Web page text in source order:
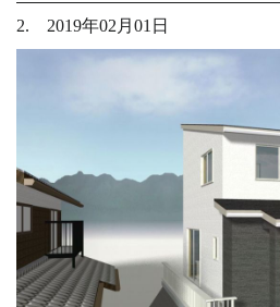
2. 2019年02月01日